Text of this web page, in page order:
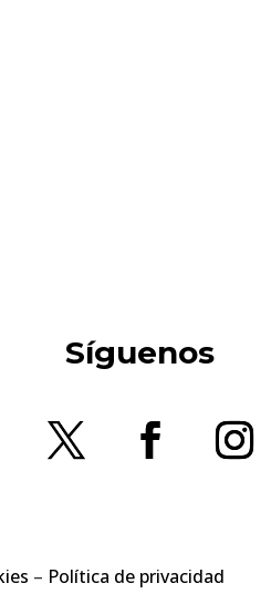
Síguenos
– Política de privacidad